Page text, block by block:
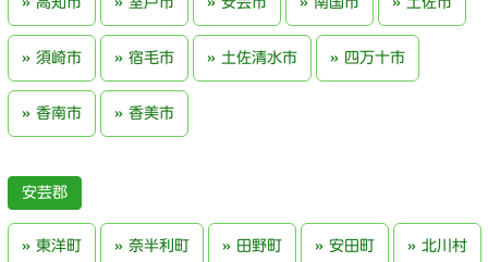
須崎市 宿毛市 土佐清水市 四万十市
香南市 香美市
安芸郡
東洋町 奈半利町 田野町 安田町 北川村